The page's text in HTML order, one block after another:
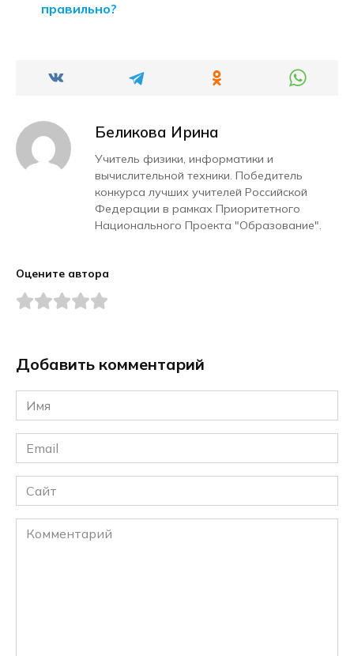
правильно?
Беликова Ирина
Учитель физики, информатики и
вычислительной техники. Победитель
конкурса лучших учителей Российской
Федерации в рамках Приоритетного
Национального Проекта "Образование".
Оцените автора
Добавить комментарий
Имя
*
Email
*
Сайт
Комментарий